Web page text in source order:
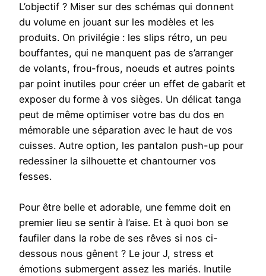
L’objectif ? Miser sur des schémas qui donnent
du volume en jouant sur les modèles et les
produits. On privilégie : les slips rétro, un peu
bouffantes, qui ne manquent pas de s’arranger
de volants, frou-frous, noeuds et autres points
par point inutiles pour créer un effet de gabarit et
exposer du forme à vos sièges. Un délicat tanga
peut de même optimiser votre bas du dos en
mémorable une séparation avec le haut de vos
cuisses. Autre option, les pantalon push-up pour
redessiner la silhouette et chantourner vos
fesses.
Pour être belle et adorable, une femme doit en
premier lieu se sentir à l’aise. Et à quoi bon se
faufiler dans la robe de ses rêves si nos ci-
dessous nous gênent ? Le jour J, stress et
émotions submergent assez les mariés. Inutile